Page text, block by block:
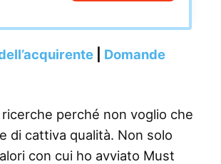
Domande
perché non voglio che
di cattiva qualità. Non solo
con cui ho avviato Must